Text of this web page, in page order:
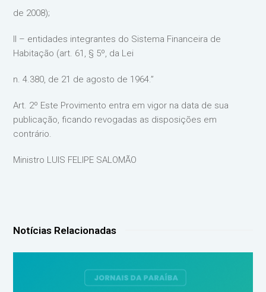
de 2008);
II – entidades integrantes do Sistema Financeira de
Habitação (art. 61, § 5º, da Lei
n. 4.380, de 21 de agosto de 1964.”
Art. 2º Este Provimento entra em vigor na data de sua
publicação, ficando revogadas as disposições em
contrário.
Ministro LUIS FELIPE SALOMÃO
Notícias Relacionadas